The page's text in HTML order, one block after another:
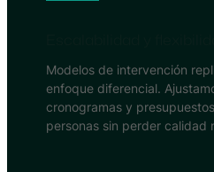
Modelos de intervención
enfoque diferencial.
cronogramas y
personas sin perder calidad